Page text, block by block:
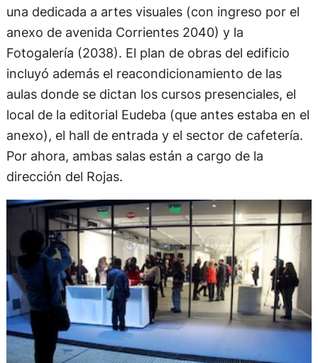
una dedicada a artes visuales (con ingreso por el
anexo de avenida Corrientes 2040) y la
Fotogalería (2038). El plan de obras del edificio
incluyó además el reacondicionamiento de las
aulas donde se dictan los cursos presenciales, el
local de la editorial Eudeba (que antes estaba en el
anexo), el hall de entrada y el sector de cafetería.
Por ahora, ambas salas están a cargo de la
dirección del Rojas.